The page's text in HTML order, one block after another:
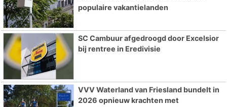
populaire vakantielanden
SC Cambuur afgedroogd door Excelsior
bij rentree in Eredivisie
VVV Waterland van Friesland bundelt in
2026 opnieuw krachten met